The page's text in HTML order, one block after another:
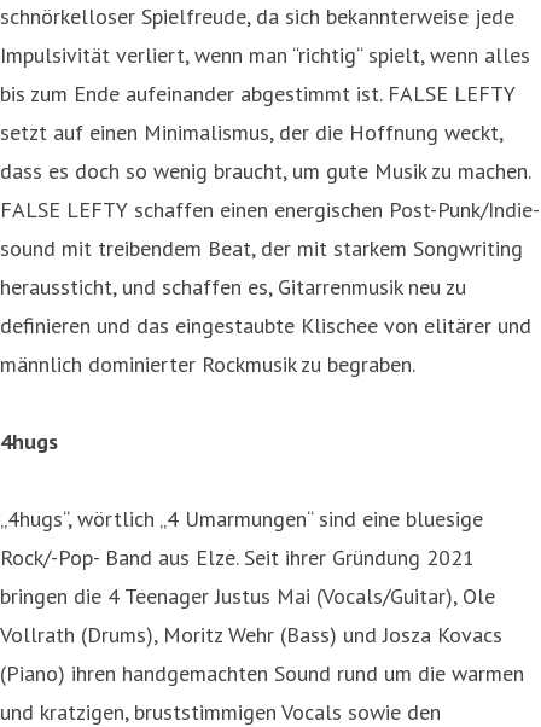
schnörkelloser Spielfreude, da sich bekannterweise jede
Impulsivität verliert, wenn man “richtig“ spielt, wenn alles
bis zum Ende aufeinander abgestimmt ist. FALSE LEFTY
setzt auf einen Minimalismus, der die Hoffnung weckt,
dass es doch so wenig braucht, um gute Musik zu machen.
FALSE LEFTY schaffen einen energischen Post-Punk/Indie-
sound mit treibendem Beat, der mit starkem Songwriting
heraussticht, und schaffen es, Gitarrenmusik neu zu
definieren und das eingestaubte Klischee von elitärer und
männlich dominierter Rockmusik zu begraben.
4hugs
„4hugs“, wörtlich „4 Umarmungen“ sind eine bluesige
Rock/-Pop- Band aus Elze. Seit ihrer Gründung 2021
bringen die 4 Teenager Justus Mai (Vocals/Guitar), Ole
Vollrath (Drums), Moritz Wehr (Bass) und Josza Kovacs
(Piano) ihren handgemachten Sound rund um die warmen
und kratzigen, bruststimmigen Vocals sowie den